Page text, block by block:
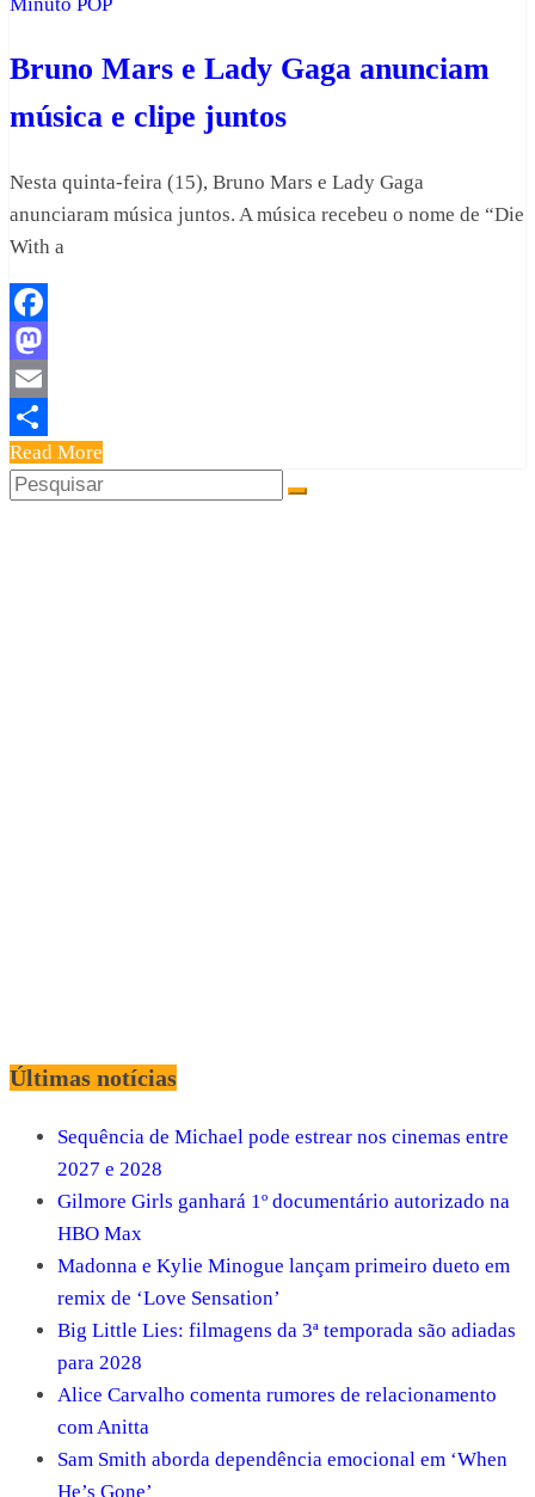
Bruno Mars e Lady Gaga anunciam
música e clipe juntos
Nesta quinta-feira (15), Bruno Mars e Lady Gaga
anunciaram música juntos. A música recebeu o nome de “Die
With a
Facebook
Mastodon
Email
Share
Read More
Últimas notícias
Sequência de Michael pode estrear nos cinemas entre
2027 e 2028
Gilmore Girls ganhará 1º documentário autorizado na
HBO Max
Madonna e Kylie Minogue lançam primeiro dueto em
remix de ‘Love Sensation’
Big Little Lies: filmagens da 3ª temporada são adiadas
para 2028
Alice Carvalho comenta rumores de relacionamento
com Anitta
Sam Smith aborda dependência emocional em ‘When
He’s Gone’